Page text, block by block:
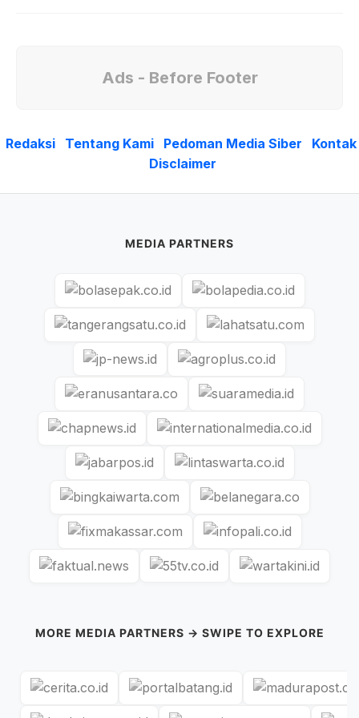
Ads - Before Footer
Redaksi Tentang Kami Pedoman Media Siber
Kontak
Disclaimer
MEDIA PARTNERS
MORE MEDIA PARTNERS → SWIPE TO EXPLORE